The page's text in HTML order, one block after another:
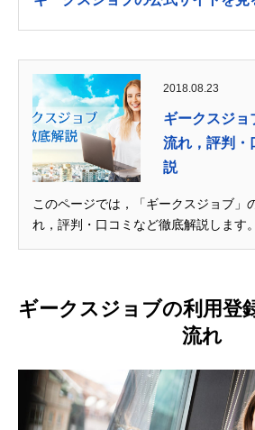
2018.08.23
ギークスジョ
流れ，評判・
説
このページでは，「ギークスジョブ」
れ，評判・口コミなど徹底解説します
ギークスジョブの利用登
流れ